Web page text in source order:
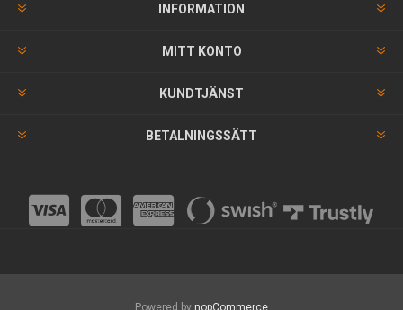
INFORMATION
MITT KONTO
KUNDTJÄNST
BETALNINGSSÄTT
Powered by nopCommerce